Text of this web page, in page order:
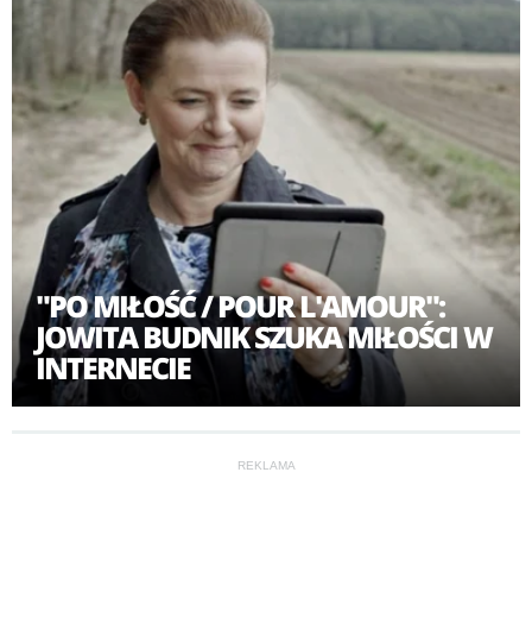
"PO MIŁOŚĆ / POUR L'AMOUR":
JOWITA BUDNIK SZUKA MIŁOŚCI W
INTERNECIE
REKLAMA